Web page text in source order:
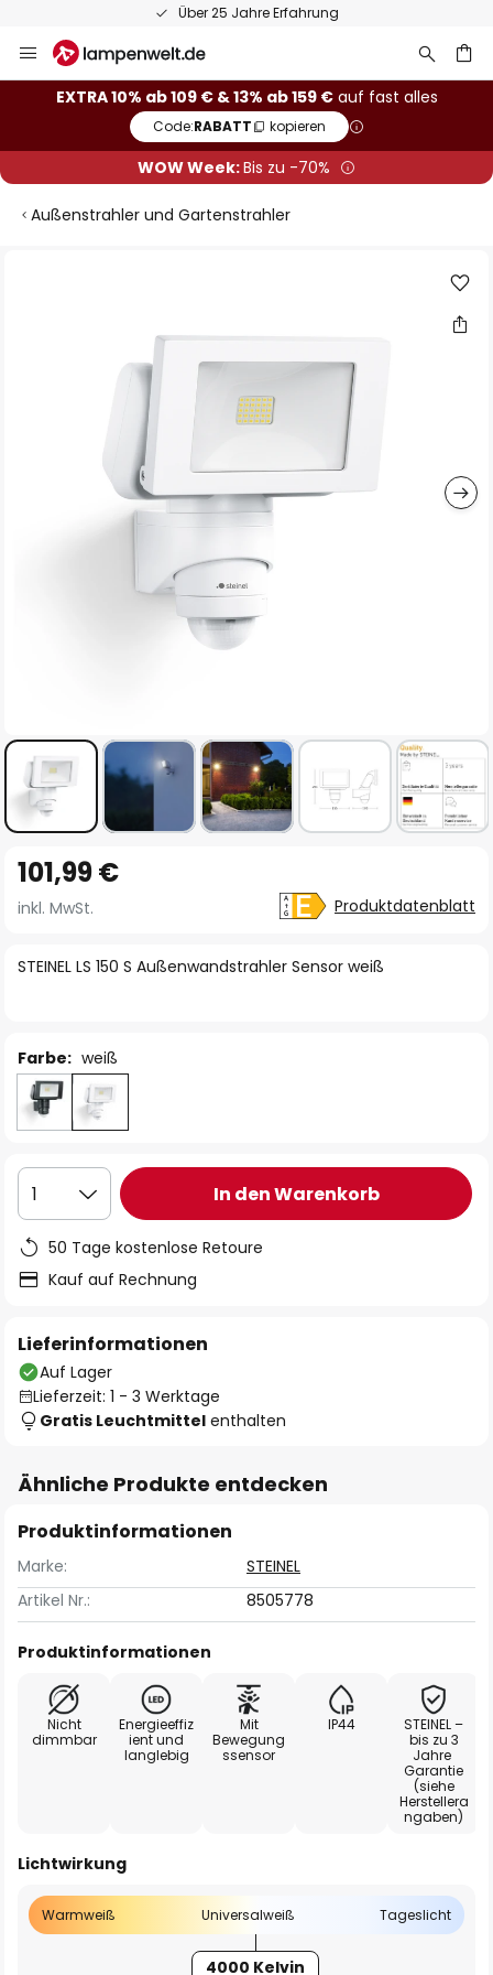
Über 25 Jahre Erfahrung
Inhalt
springen
EXTRA 10% ab 109 € & 13% ab 159 €auf fast alles
Code:RABATT kopieren
WOW Week:Bis zu -70%
Außenstrahler und Gartenstrahler
Anfang
der
springen
STEINEL LS 150 S Außenwandstrahler Sensor weiß
101,99 €
inkl. MwSt. Produktdatenblatt
Farbe: weiß
1 In den Warenkorb
50 Tage kostenlose Retoure
Kauf auf Rechnung
Lieferinformationen
Auf Lager
Lieferzeit: 1 - 3 Werktage
Gratis Leuchtmittel enthalten
Ähnliche Produkte entdecken
Produktinformationen
Marke:
STEINEL
Artikel Nr.:
8505778
Produktinformationen
Nicht
dimmbar
Energieeffiz
ient und
langlebig
Mit
Bewegung
ssensor
IP44
STEINEL –
bis zu 3
Jahre
Garantie
(siehe
Herstellera
ngaben)
Lichtwirkung
Warmweiß Universalweiß Tageslicht
4000 Kelvin